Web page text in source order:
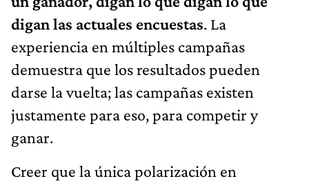
digan las actuales encuestas. La
experiencia en múltiples campañas
demuestra que los resultados pueden
darse la vuelta; las campañas existen
justamente para eso, para competir y
ganar.
Creer que la única polarización en